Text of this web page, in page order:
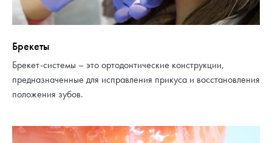
Брекеты
Брекет-системы – это ортодонтические конструкции,
предназначенные для исправления прикуса и восстановления
положения зубов.